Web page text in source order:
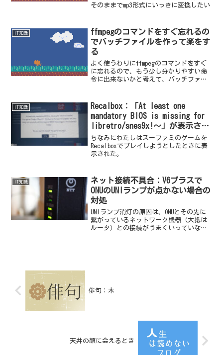
そのままでmp3形式にいっきに変換したい
IT知識
ffmpegのコマンドをすぐ忘れるの
でバッチファイルを作って楽をす
る
よく使うわりにffmpegのコマンドをすぐ
に忘れるので、もう少し分かりやすい命
令に出来ないかと考えて、バッチファイ
IT知識
Recalbox：「At least one
mandatory BIOS is missing for
libretro/snes9x!～」が表示され
たときの対処方法
ちなみにわたしはスーファミのゲームを
Recalboxでプレイしようとしたときに表
示された。
IT知識
ネット接続不具合：V6プラスで
ONUのUNIランプが点かない場合の
対処
UNIランプ消灯の原因は、ONUとその先に
繋がっているネットワーク機器（大抵は
ルータ）との接続がうまくいっていない
俳句：木
天井の顔に会えるとき